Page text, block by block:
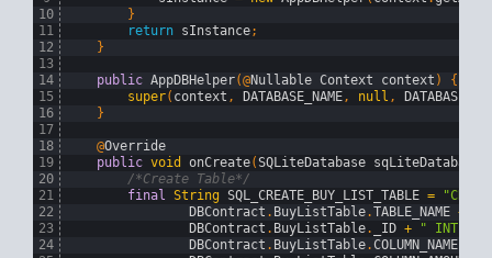
10
11
12
13
14
15
16
17
18
19
20
21
22
23
24
}
return sInstance;
}
public AppDBHelper(@Nullable Context context )
{
super( context , DATABASE_NAME, null ,
}
@Override
public void onCreate(SQLiteDatabase sqLiteDatabase
/*Create Table*/
final String SQL_CREATE_BUY_LIST_TABLE =
DBContract . BuyListTable.TABLE_NAME +
DBContract . BuyListTable. _ID +
" INTEGER
DBContract . BuyListTable.COLUMN_NAME